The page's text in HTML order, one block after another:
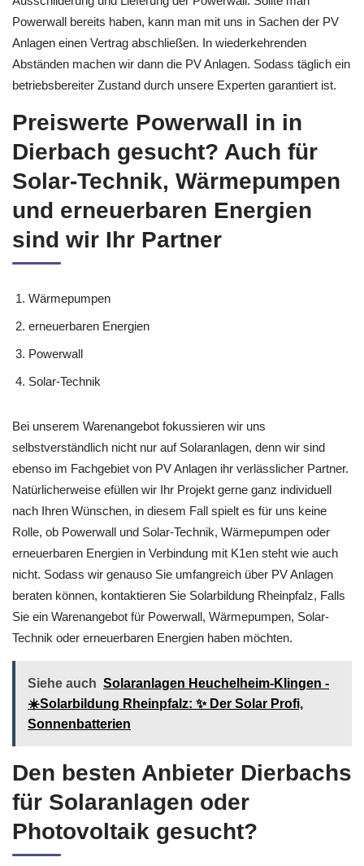
Powerwall bereits haben, kann man mit uns in Sachen der PV
Anlagen einen Vertrag abschließen. In wiederkehrenden
Abständen machen wir dann die PV Anlagen. Sodass täglich ein
betriebsbereiter Zustand durch unsere Experten garantiert ist.
Preiswerte Powerwall in in
Dierbach gesucht? Auch für
Solar-Technik, Wärmepumpen
und erneuerbaren Energien
sind wir Ihr Partner
Wärmepumpen
erneuerbaren Energien
Powerwall
Solar-Technik
Bei unserem Warenangebot fokussieren wir uns
selbstverständlich nicht nur auf Solaranlagen, denn wir sind
ebenso im Fachgebiet von PV Anlagen ihr verlässlicher Partner.
Natürlicherweise efüllen wir Ihr Projekt gerne ganz individuell
nach Ihren Wünschen, in diesem Fall spielt es für uns keine
Rolle, ob Powerwall und Solar-Technik, Wärmepumpen oder
erneuerbaren Energien in Verbindung mit K1en steht wie auch
nicht. Sodass wir genauso Sie umfangreich über PV Anlagen
beraten können, kontaktieren Sie Solarbildung Rheinpfalz, Falls
Sie ein Warenangebot für Powerwall, Wärmepumpen, Solar-
Technik oder erneuerbaren Energien haben möchten.
Siehe auch Solaranlagen Heuchelheim-Klingen -
☀️Solarbildung Rheinpfalz: ✨ Der Solar Profi,
Sonnenbatterien
Den besten Anbieter Dierbachs
für Solaranlagen oder
Photovoltaik gesucht?